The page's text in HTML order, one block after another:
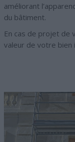
améliorant
du bâtiment.
En cas de projet de
valeur de votre bien